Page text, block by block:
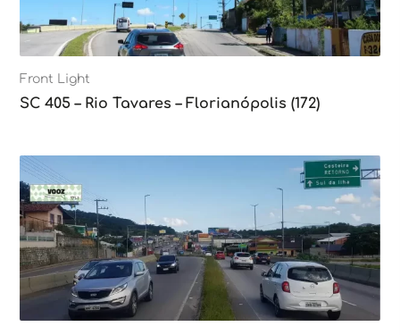
Front Light
SC 405 – Rio Tavares – Florianópolis (172)